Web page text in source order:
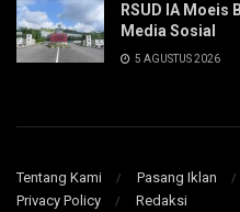
RSUD IA Moeis
Media Sosial
5 AGUSTUS 2026
Tentang Kami Pasang Iklan
Privacy Policy
Redaksi